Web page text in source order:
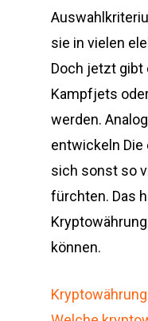
sie in vielen
Doch jetzt gibt
Kampfjets
werden.
entwickeln Die
sich sonst so
fürchten. Das
können.